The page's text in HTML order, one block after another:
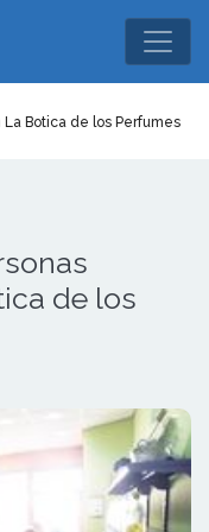
Botica de los Perfumes
de los